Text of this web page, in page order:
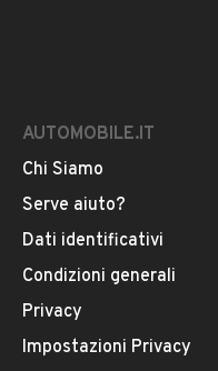
DESCRIZIONE
[Rif. 19139640]
AUTOMOBILE.IT
Chi Siamo
Serve aiuto?
Dati identificativi
Condizioni generali
Privacy
Impostazioni Privacy